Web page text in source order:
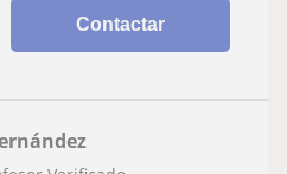
Contactar